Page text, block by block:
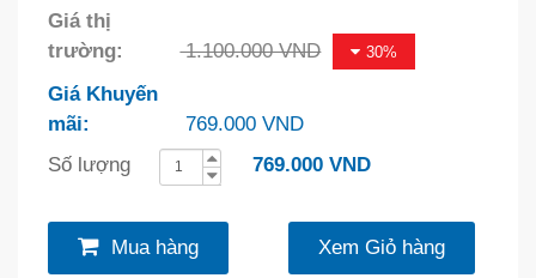
Giá thị
trường:
1.100.000 VND 30%
Giá Khuyến
mãi:
769.000 VND
Số lượng
769.000 VND
Mua hàng Xem Giỏ hàng